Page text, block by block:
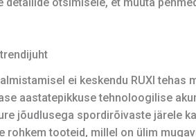
ei keskendu RUXI tehas
aastatepikkuse tehnoloogilise
jõudlusega spordirõivaste järele
tooteid, millel on ülim